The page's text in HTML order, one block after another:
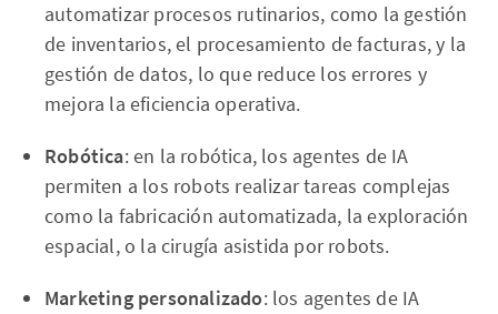
automatizar procesos rutinarios, como la gestión
de inventarios, el procesamiento de facturas, y la
gestión de datos, lo que reduce los errores y
mejora la eficiencia operativa.
Robótica: en la robótica, los agentes de IA
permiten a los robots realizar tareas complejas
como la fabricación automatizada, la exploración
espacial, o la cirugía asistida por robots.
Marketing personalizado: los agentes de IA